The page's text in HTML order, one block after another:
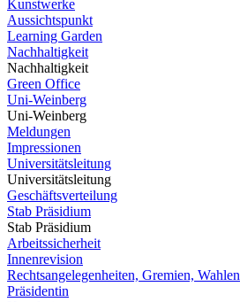
Kunstwerke
Aussichtspunkt
Learning Garden
Nachhaltigkeit
Nachhaltigkeit
Green Office
Uni-Weinberg
Uni-Weinberg
Meldungen
Impressionen
Universitätsleitung
Universitätsleitung
Geschäftsverteilung
Stab Präsidium
Stab Präsidium
Arbeitssicherheit
Innenrevision
Rechtsangelegenheiten, Gremien, Wahlen
Präsidentin